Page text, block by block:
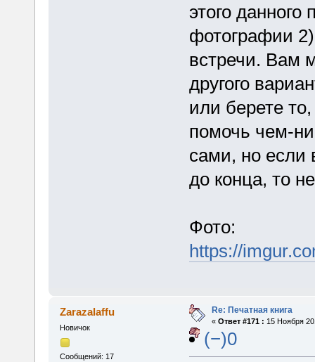
этого
фотографии
встречи. Вам
другого
или берете
помочь чем-
сами, но если
до конца, то
Фото:
https://
Zarazalaffu
Новичок
Сообщений: 17
Re: Печатная книга
« Ответ #171 : 15 Ноября
(−)0